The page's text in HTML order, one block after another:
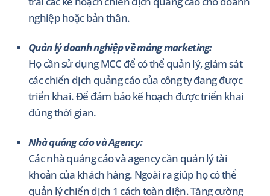
nghiệp hoặc bản thân.
Quản lý doanh nghiệp về mảng marketing:
Họ cần sử dụng MCC để có thể quản lý, giám sát
các chiến dịch quảng cáo của công ty đang được
triển khai. Để đảm bảo kế hoạch được triển khai
đúng thời gian.
Nhà quảng cáo và Agency:
Các nhà quảng cáo và agency cần quản lý tài
khoản của khách hàng. Ngoài ra giúp họ có thể
quản lý chiến dịch 1 cách toàn diện. Tăng cường